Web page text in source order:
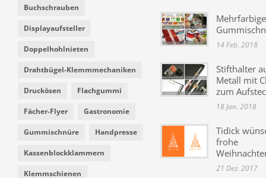
Buchschrauben
Displayaufsteller
Doppelhohlnieten
Drahtbügel-Klemmmechaniken
Druckösen Flachgummi
Fächer-Flyer Gastronomie
Gummischnüre Handpresse
Kassenblockklammern
Klemmschienen
Mehrfarbige
14 Feb. 2018
Stifthalter
Metall mit
zum
18 Jan. 2018
Tidick
frohe
21 Dez. 2017